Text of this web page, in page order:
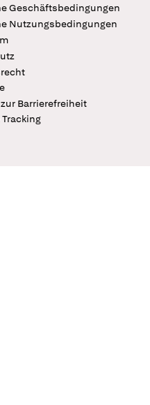
Geschäftsbedingungen
Nutzungsbedingungen
Barrierefreiheit
Tracking